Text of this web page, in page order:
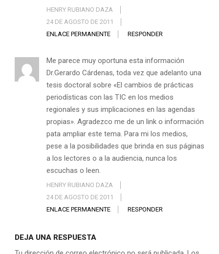
HENRY RUBIANO DAZA
24 DE AGOSTO DE 2011
ENLACE PERMANENTE
RESPONDER
Me parece muy oportuna esta información
Dr.Gerardo Cárdenas, toda vez que adelanto una
tesis doctoral sobre «El cambios de prácticas
periodísticas con las TIC en los medios
regionales y sus implicaciones en las agendas
propias». Agradezco me de un link o información
pata ampliar este tema. Para mi los medios,
pese a la posibilidades que brinda en sus páginas
a los lectores o a la audiencia, nunca los
escuchas o leen.
HENRY RUBIANO DAZA
24 DE AGOSTO DE 2011
ENLACE PERMANENTE
RESPONDER
DEJA UNA RESPUESTA